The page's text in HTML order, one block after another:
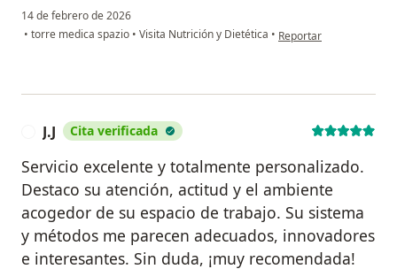
14 de febrero de 2026
• torre medica spazio • Visita Nutrición y Dietética • en opinión del usuario
Reportar
J.J Cita verificada
Servicio excelente y totalmente personalizado.
Destaco su atención, actitud y el ambiente
acogedor de su espacio de trabajo. Su sistema
y métodos me parecen adecuados, innovadores
e interesantes. Sin duda, ¡muy recomendada!